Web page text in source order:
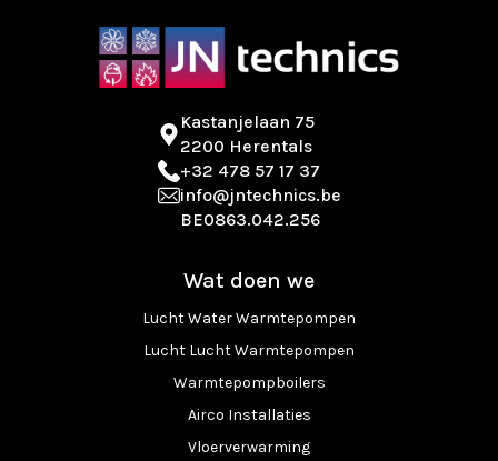
Kastanjelaan 75
2200 Herentals
+32 478 57 17 37
info@jntechnics.be
BE0863.042.256
Wat doen we
Lucht Water Warmtepompen
Lucht Lucht Warmtepompen
Warmtepompboilers
Airco Installaties
Vloerverwarming